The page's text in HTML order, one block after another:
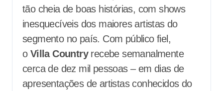
tão cheia de boas histórias, com shows
inesquecíveis dos maiores artistas do
segmento no país. Com público fiel,
o Villa Countryrecebe semanalmente
cerca de dez mil pessoas – em dias de
apresentações de artistas conhecidos do